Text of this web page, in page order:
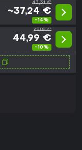
43,31 €
~37,24 €
-14%
49,99 €
44,99 €
-10%